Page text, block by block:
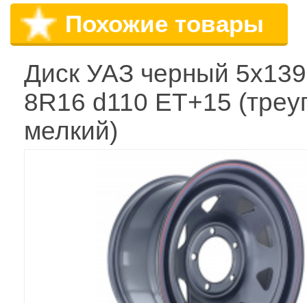
Похожие товары
Диск УАЗ черный
8R16 d110 ET+15
мелкий)